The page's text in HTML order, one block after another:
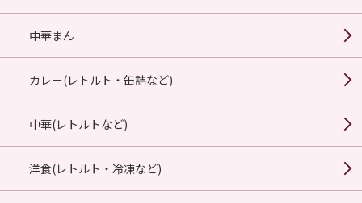
中華まん
カレー(レトルト・缶詰など)
中華(レトルトなど)
洋食(レトルト・冷凍など)